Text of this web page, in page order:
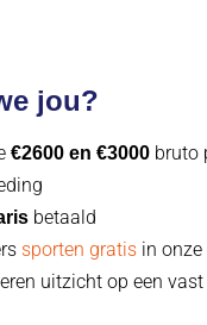
jou?
€2600 en €3000 bruto
betaald
sporten gratis in
uitzicht op een